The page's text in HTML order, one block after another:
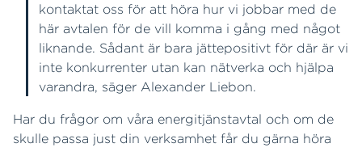
kontaktat oss för att höra hur vi jobbar med de
här avtalen för de vill komma i gång med något
liknande. Sådant är bara jättepositivt för där är vi
inte konkurrenter utan kan nätverka och hjälpa
varandra, säger Alexander Liebon.
Har du frågor om våra energitjänstavtal och om de
skulle passa just din verksamhet får du gärna höra